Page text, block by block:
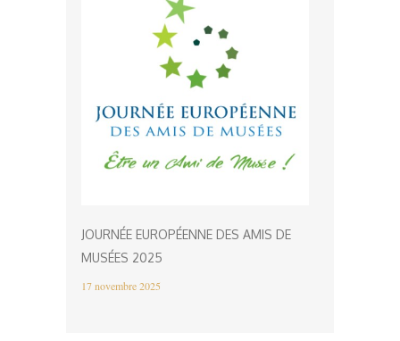
JOURNÉE EUROPÉENNE DES AMIS DE
MUSÉES 2025
17 novembre 2025